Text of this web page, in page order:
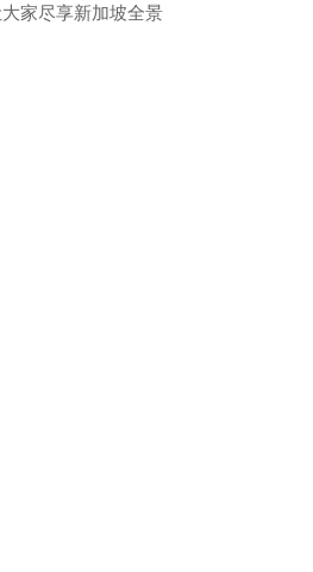
家尽享新加坡全景